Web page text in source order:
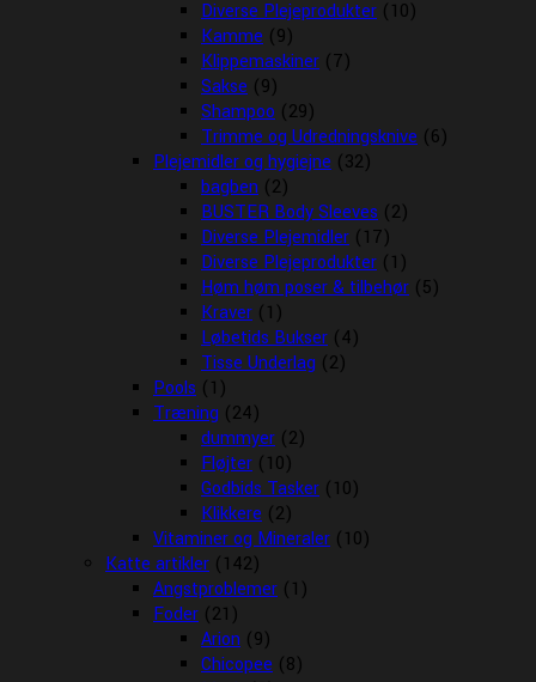
Diverse Plejeprodukter (10)
Kamme (9)
Klippemaskiner (7)
Sakse (9)
Shampoo (29)
Trimme og Udredningsknive (6)
Plejemidler og hygiejne (32)
bagben (2)
BUSTER Body Sleeves (2)
Diverse Plejemidler (17)
Diverse Plejeprodukter (1)
Høm høm poser & tilbehør (5)
Kraver (1)
Løbetids Bukser (4)
Tisse Underlag (2)
Pools (1)
Træning (24)
dummyer (2)
Fløjter (10)
Godbids Tasker (10)
Klikkere (2)
Vitaminer og Mineraler (10)
Katte artikler (142)
Angstproblemer (1)
Foder (21)
Arion (9)
Chicopee (8)